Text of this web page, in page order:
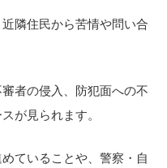
隣住民から苦情や問い合
者の侵入、防犯面への不
が見られます。
ていることや、警察・自